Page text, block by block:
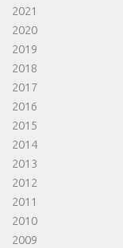
2021
2020
2019
2018
2017
2016
2015
2014
2013
2012
2011
2010
2009